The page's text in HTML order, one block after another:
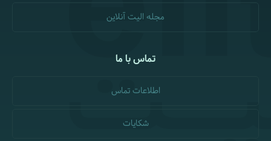
مجله الیت آنلاین
تماس با ما
اطلاعات تماس
شکایات